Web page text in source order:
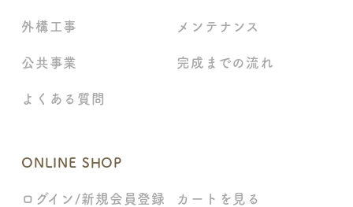
外構工事 メンテナンス
公共事業 完成までの流れ
よくある質問
ONLINE SHOP
ログイン/新規会員登録 カートを見る